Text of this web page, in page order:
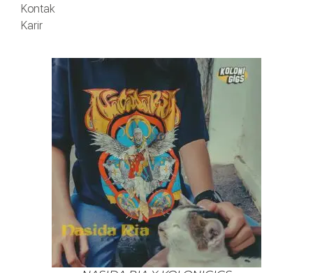
Kontak
Karir